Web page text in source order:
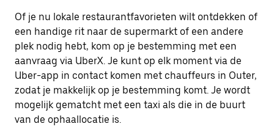
Of je nu lokale restaurantfavorieten wilt ontdekken of
een handige rit naar de supermarkt of een andere
plek nodig hebt, kom op je bestemming met een
aanvraag via UberX. Je kunt op elk moment via de
Uber-app in contact komen met chauffeurs in Outer,
zodat je makkelijk op je bestemming komt. Je wordt
mogelijk gematcht met een taxi als die in de buurt
van de ophaallocatie is.